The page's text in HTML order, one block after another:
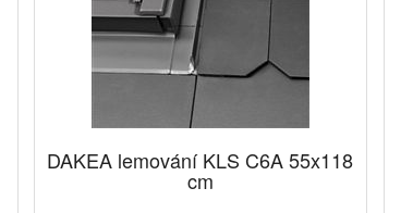
DAKEA lemování KLS C6A 55x118
cm